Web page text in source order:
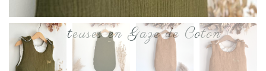
Les Gigoteuses en Gaze de Coton
Unie